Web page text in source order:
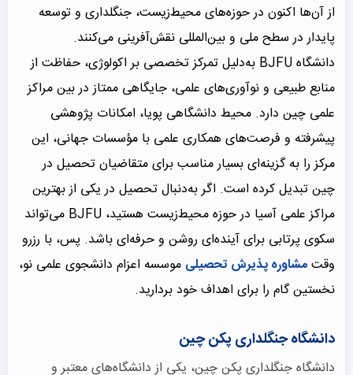
از آن‌ها اکنون در حوزه‌های محیط‌زیست، جنگلداری و توسعه
پایدار در سطح ملی و بین‌المللی نقش‌آفرینی می‌کنند.
دانشگاه BJFU به‌دلیل تمرکز تخصصی بر اکولوژی، حفاظت از
منابع طبیعی و نوآوری‌های علمی، جایگاهی ممتاز در بین مراکز
علمی چین دارد. محیط دانشگاهی پویا، امکانات پژوهشی
پیشرفته و فرصت‌های همکاری علمی با مؤسسات جهانی، این
مرکز را به گزینه‌ای بسیار مناسب برای متقاضیان تحصیل در
چین تبدیل کرده است. اگر به‌دنبال تحصیل در یکی از بهترین
مراکز علمی آسیا در حوزه محیط‌زیست هستید، BJFU می‌تواند
سکوی پرتابی برای آینده‌ای روشن و حرفه‌ای باشد. پس، با رزرو
وقتمشاوره پذیرش تحصیلی موسسه اعزام دانشجوی علمی نو،
نخستین گام را برای اهداف خود بردارید.
دانشگاه جنگلداری پکن چین
دانشگاه جنگلداری پکن چین، یکی از دانشگاه‌های معتبر و